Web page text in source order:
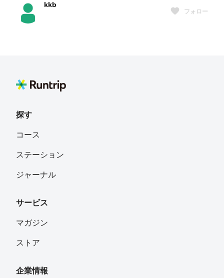
kkb
フォロー
宮井 絢士朗
Ryoko.O
探す
コース
ステーション
ジャーナル
サービス
マガジン
ストア
企業情報